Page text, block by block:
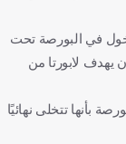
في البورصة تحت
لابورتا من
بأنها تتخلى نهائيًا